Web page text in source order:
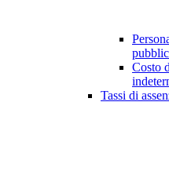
Costo
Tassi di